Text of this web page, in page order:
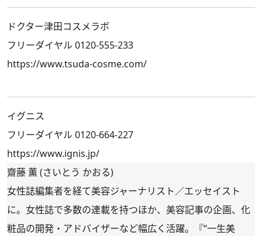
ドクター津田コスメラボ
フリーダイヤル 0120-555-233
https://www.tsuda-cosme.com/
イグニス
フリーダイヤル 0120-664-227
https://www.ignis.jp/
齋藤 薫 (さいとう かおる)
女性誌編集者を経て美容ジャーナリスト／エッセイスト
に。女性誌で多数の連載を持つほか、美容記事の企画、化
粧品の開発・アドバイザーなど幅広く活躍。『“一生美